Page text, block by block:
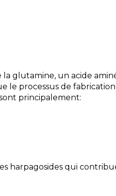
glutamine, un acide
le processus de
principalement:
harpagosides qui